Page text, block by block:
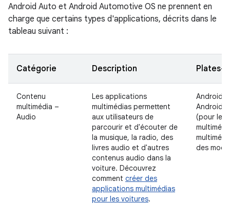
Android Auto et Android Automotive OS ne prennent en
charge que certains types d'applications, décrits dans le
tableau suivant :
Catégorie Description Plates-
Contenu
multimédia –
Audio
Les applications
multimédias permettent
aux utilisateurs de
parcourir et d'écouter de
la musique, la radio, des
livres audio et d'autres
contenus audio dans la
voiture. Découvrez
comment créer des
applications multimédias
pour les voitures.
Android
Android
(pour les
des